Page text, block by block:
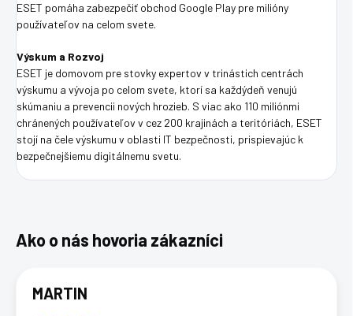
ESET pomáha zabezpečiť obchod Google Play pre milióny
používateľov na celom svete.
Výskum a Rozvoj
ESET je domovom pre stovky expertov v trinástich centrách
výskumu a vývoja po celom svete, ktorí sa každýdeň venujú
skúmaniu a prevencii nových hrozieb. S viac ako 110 miliónmi
chránených používateľov v cez 200 krajinách a teritóriách, ESET
stojí na čele výskumu v oblasti IT bezpečnosti, prispievajúc k
bezpečnejšiemu digitálnemu svetu.
MARTIN